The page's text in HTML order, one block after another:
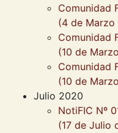
Comunidad
(4 de Marzo
Comunidad
(10 de
Comunidad
(10 de
Julio 2020
NotiFIC Nº
(17 de Julio